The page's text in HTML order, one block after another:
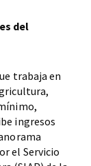
del
trabaja en
ingresos
el Servicio